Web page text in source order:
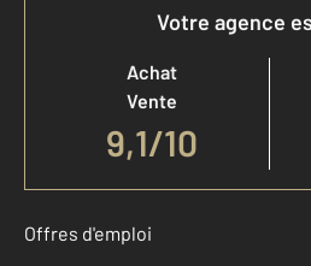
Votre agence
Achat
Vente
9,1/10
Offres d'emploi